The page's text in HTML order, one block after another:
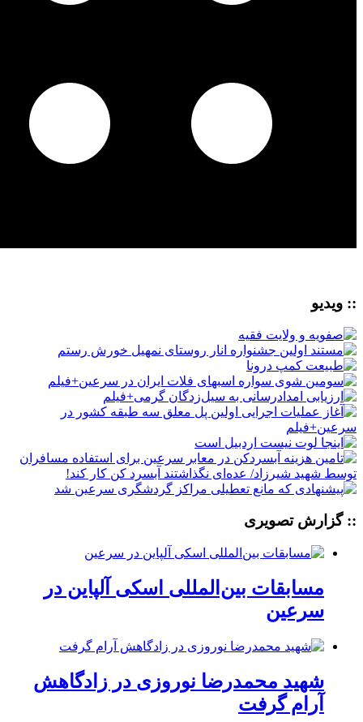
:: ویدیو
:: گزارش تصویری
مسابقات بین‌المللی اسکی آلپاین در
سرعین
شهید محمدرضا نوروزی در زادگاهش
آرام گرفت